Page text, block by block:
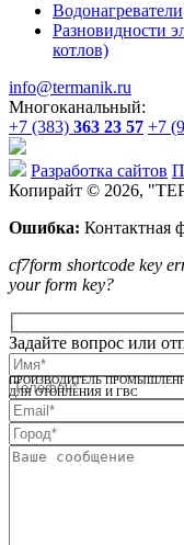
ПРОИЗВОДИТЕЛЬ
ДЛЯ ОТОПЛЕНИЯ И ГВС
Водонагреватели
Разновидности
котлов)
info@termanik.ru
Многоканальный:
+7 (383) 363 23 57 +7
Разработка сайтов
Копирайт © 2026, "
Ошибка: Контактная
cf7form shortcode key
your form key?
Задайте вопрос или